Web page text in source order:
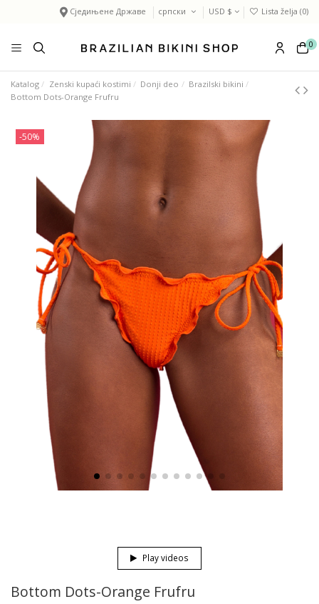
Сједињене Државе српски USD $ Lista želja (0)
0
Katalog Zenski kupaći kostimi Donji deo
Brazilski bikini
Bottom Dots-Orange Frufru
-50%
Play videos
Bottom Dots-Orange Frufru